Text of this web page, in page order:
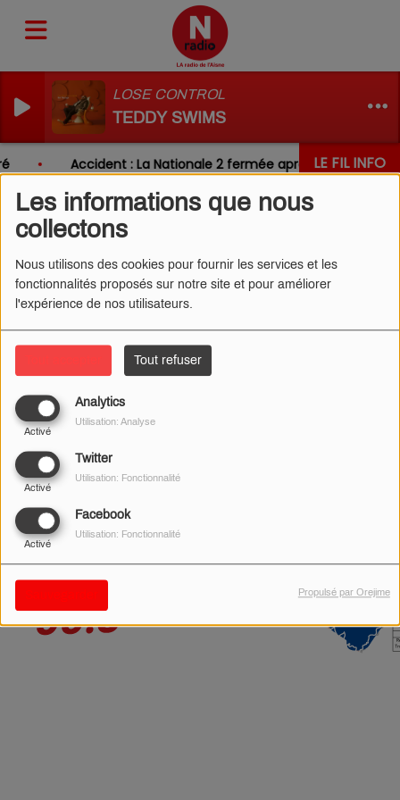
Les informations que nous
collectons
Nous utilisons des cookies pour fournir les services et les
fonctionnalités proposés sur notre site et pour améliorer
l'expérience de nos utilisateurs.
Tout refuser
Analytics
Activé
Utilisation: Analyse
Twitter
Activé
Utilisation: Fonctionnalité
Facebook
Activé
Utilisation: Fonctionnalité
Propulsé par Orejime
LOSE CONTROL
TEDDY SWIMS
LE FIL INFO
Accident : La Nationale 2 fermée après un choc
FRÉQUENCES